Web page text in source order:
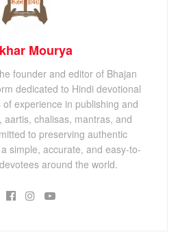
Mourya
founder and editor of Bhajan
dedicated to Hindi devotional
experience in publishing and
aartis, chalisas, mantras, and
to preserving authentic
simple, accurate, and easy-to-
around the world.